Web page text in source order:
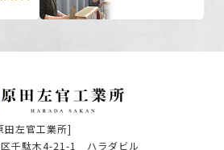
田左官工業所]
区千駄木4-21-1 ハラダビル